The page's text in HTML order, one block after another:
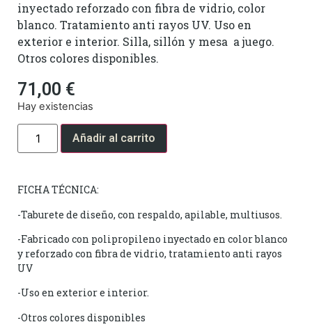
inyectado reforzado con fibra de vidrio, color
blanco. Tratamiento anti rayos UV. Uso en
exterior e interior. Silla, sillón y mesa a juego.
Otros colores disponibles.
71,00 €
Hay existencias
Añadir al carrito
FICHA TÉCNICA:
-Taburete de diseño, con respaldo, apilable, multiusos.
-Fabricado con polipropileno inyectado en color blanco
y reforzado con fibra de vidrio, tratamiento anti rayos
UV
-Uso en exterior e interior.
-Otros colores disponibles